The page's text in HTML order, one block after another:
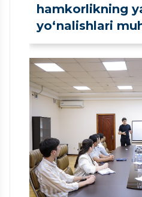
hamkorlikning
yo‘nalishlari